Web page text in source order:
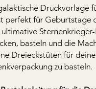
Druckvorlage
perfekt für Geburtstage
basteln und die
Dreieckstüten für
zu basteln.